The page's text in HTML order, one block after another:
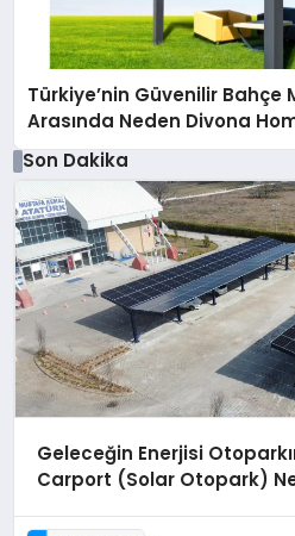
Türkiye’nin Güvenilir Bahçe
Arasında Neden Divona
Son Dakika
Geleceğin Enerjisi
Carport (Solar Otopark)